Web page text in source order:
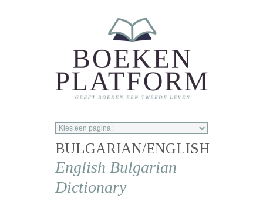
BULGARIAN/ENGLISH
English Bulgarian
Dictionary